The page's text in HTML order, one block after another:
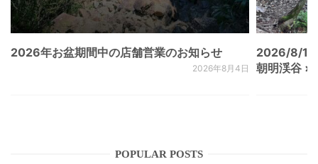
2026年お盆期間中の店舗営業のお知らせ
2026年8月4日
2026/8/
朝明渓谷 ×
POPULAR POSTS